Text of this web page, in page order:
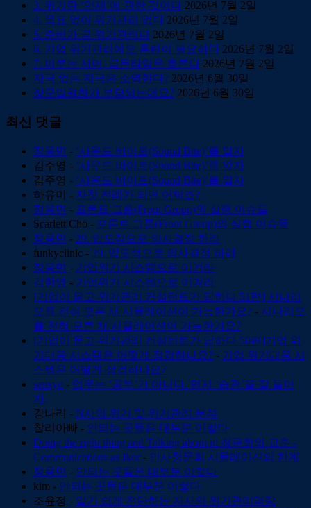
3. 위기란 ‘언제’에 관한 것이다 2026년 7월 2일
4. 목표 없이 위기관리 없다 2026년 7월 2일
5. 준비가 곧 위기관리다 2026년 7월 2일
6. 기업 위기관리에도 훈련이 필요하다 2026년 7월 2일
7. 미루는 사이, 골든타임은 흐른다 2026년 7월 2일
자극 없는 자극은 소멸한다? 2026년 6월 30일
창구일원화가 부담되는데요? 2026년 6월 30일
최신 댓글
정용민 - ‘사운드 바이트(Sound Bite)’를 알자
김주영 - ‘사운드 바이트(Sound Bite)’를 알자
김주영 - ‘사운드 바이트(Sound Bite)’를 알자
하유미
- 자칫 전례가 되면 어쩌죠?
정용민
- 프론트 그룹(Front Group)의 실행 이슈들
Scarlett Cho - 프론트 그룹(Front Group)의 실행 이슈들
정용민
- 29. 압도적으로 의사결정 하라
funkyclinic - 29. 압도적으로 의사결정 하라
정용민
- 기업위기 시스템으로 이겨라
김한영 - 기업위기 시스템으로 이겨라
[기업이 묻고 위기관리 컨설턴트가 답하다 51편] 시나리
오를 전혀 모른 채 시뮬레이션이 가능한가요? - 시나리오
를 전혀 모른 채 시뮬레이션이 가능한가요?
[기업이 묻고 위기관리 컨설턴트가 답하다 50편]기업 위
기대응 시스템은 어떻게 점검하나요? - 기업 위기대응 시
스템은 어떻게 점검하나요?
sensyo - 업무는 ‘공부’가 아니다. 먼저 ‘습관’을 잘 들이
자.
강나리 - N사의 위기 및 위기관리 분석
찰리아빠 - 안되는 곳들은 대부분 이렇다
Doing the right thing and Talking about it: 청문회의 교훈 -
Communications as Ikor - 인사청문회 시뮬레이션의 한계
정용민
- 안되는 곳들은 대부분 이렇다
kim - 안되는 곳들은 대부분 이렇다
조윤정 - 알기 쉽게 진단하는 자사의 위기관리역량